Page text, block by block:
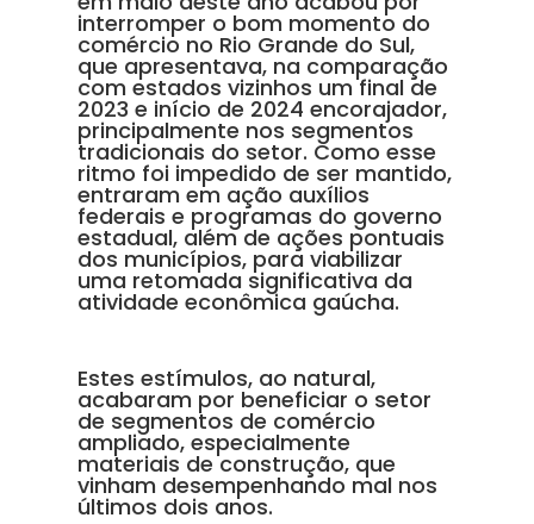
interromper o bom momento do
comércio no Rio Grande do Sul,
que apresentava, na comparação
com estados vizinhos um final de
2023 e início de 2024 encorajador,
principalmente nos segmentos
tradicionais do setor. Como esse
ritmo foi impedido de ser mantido,
entraram em ação auxílios
federais e programas do governo
estadual, além de ações pontuais
dos municípios, para viabilizar
uma retomada significativa da
atividade econômica gaúcha.
Estes estímulos, ao natural,
acabaram por beneficiar o setor
de segmentos de comércio
ampliado, especialmente
materiais de construção, que
vinham desempenhando mal nos
últimos dois anos.